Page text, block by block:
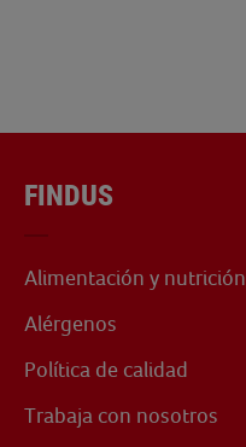
FINDUS
Alimentación y nutrición
Alérgenos
Política de calidad
Trabaja con nosotros